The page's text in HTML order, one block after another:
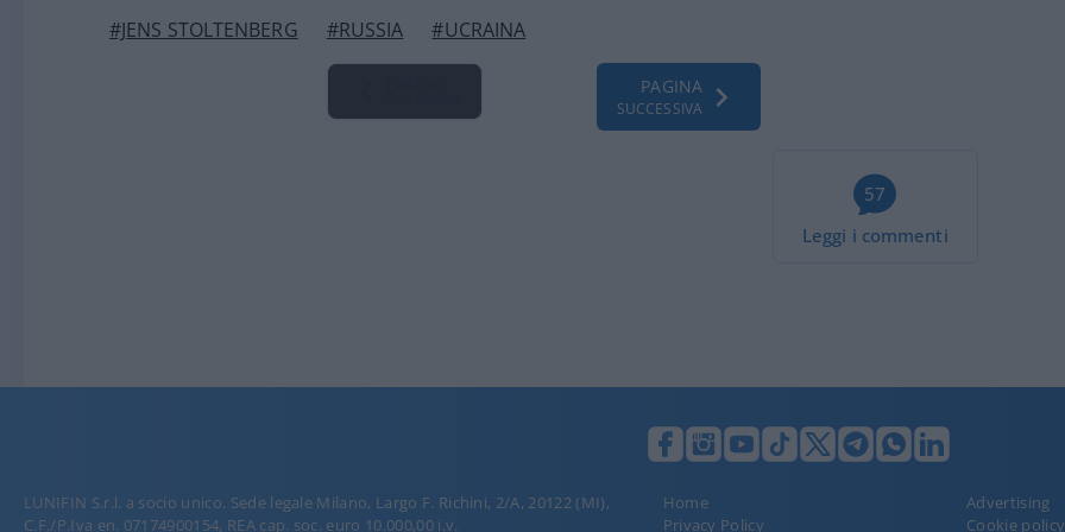
#JENS STOLTENBERG #RUSSIA #UCRAINA
PAGINA
SUCCESSIVA
57
Leggi i commenti
LUNIFIN S.r.l. a socio unico. Sede legale Milano, Largo F. Richini, 2/A, 20122 (MI),
C.F./P.Iva en. 07174900154, REA cap. soc. euro 10.000,00 i.v.
Home
Advertising
Privacy Policy
Cookie policy